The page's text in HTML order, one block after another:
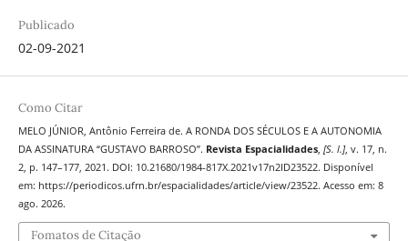
Publicado
02-09-2021
Como Citar
MELO JÚNIOR, Antônio Ferreira de. A RONDA DOS SÉCULOS E A AUTONOMIA
DA ASSINATURA “GUSTAVO BARROSO”. Revista Espacialidades, [S. l.], v. 17, n.
2, p. 147–177, 2021. DOI: 10.21680/1984-817X.2021v17n2ID23522. Disponível
em: https://periodicos.ufrn.br/espacialidades/article/view/23522. Acesso em: 8
ago. 2026.
Fomatos de Citação